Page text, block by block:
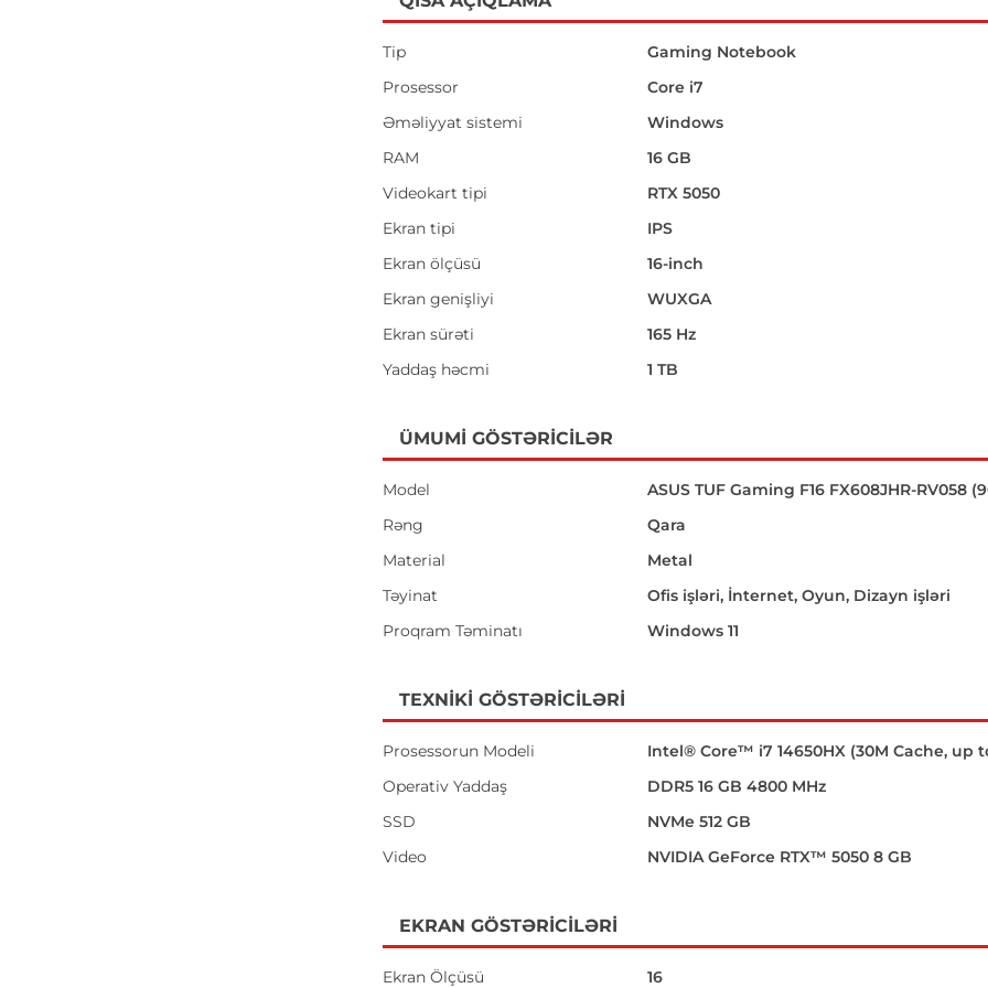
Tip
Gaming Notebook
Prosessor
Core i7
Əməliyyat sistemi
Windows
RAM
16 GB
Videokart tipi
RTX 5050
Ekran tipi
IPS
Ekran ölçüsü
16-inch
Ekran genişliyi
WUXGA
Ekran sürəti
165 Hz
Yaddaş həcmi
1 TB
ÜMUMI GÖSTƏRICILƏR
Model
ASUS TUF Gaming F16 FX608JHR-RV058
Rəng
Qara
Material
Metal
Təyinat
Ofis işləri, İnternet, Oyun, Dizayn işləri
Proqram Təminatı
Windows 11
TEXNIKI GÖSTƏRICILƏRI
Prosessorun Modeli
Intel® Core™ i7 14650HX (30M Cache, up
Operativ Yaddaş
DDR5 16 GB 4800 MHz
SSD
NVMe 512 GB
Video
NVIDIA GeForce RTX™ 5050 8 GB
EKRAN GÖSTƏRICILƏRI
Ekran Ölçüsü 16